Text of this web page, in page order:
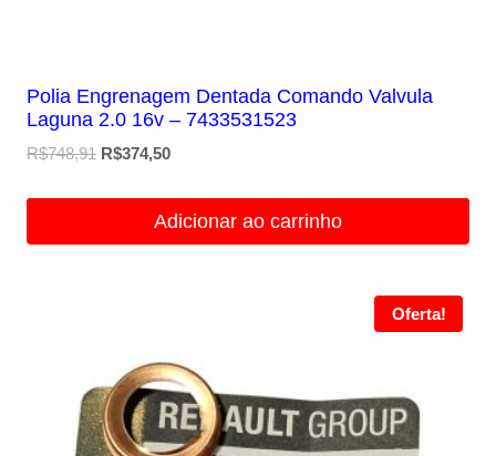
Polia Engrenagem Dentada Comando Valvula
Laguna 2.0 16v – 7433531523
R$748,91 O
R$374,50O
é:
Adicionar ao carrinho
Oferta!